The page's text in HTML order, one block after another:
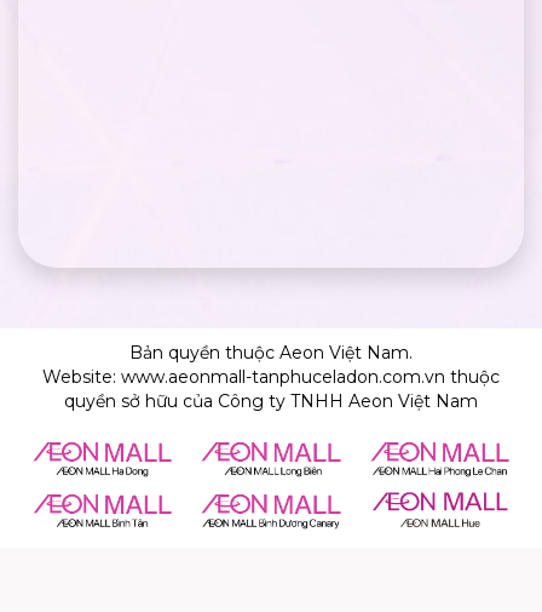
Bản quyền thuộc Aeon Việt Nam.
Website: www.aeonmall-tanphuceladon.com.vn thuộc
quyền sở hữu của Công ty TNHH Aeon Việt Nam